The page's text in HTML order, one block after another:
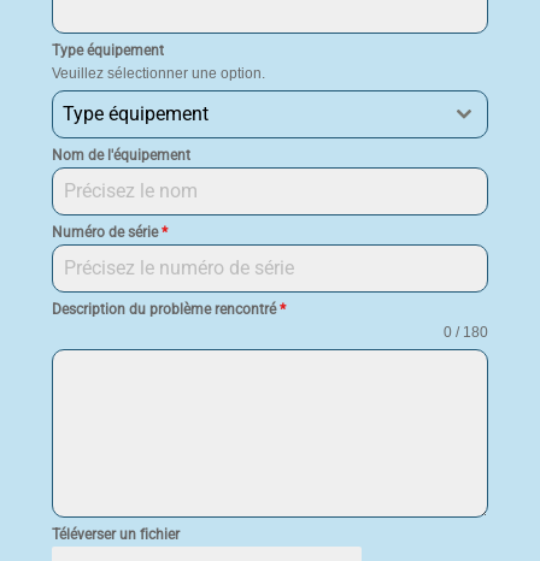
Type équipement
Veuillez sélectionner une option.
Type équipement
Nom de l'équipement
Numéro de série*
Description du problème rencontré*
0 / 180
Téléverser un fichier